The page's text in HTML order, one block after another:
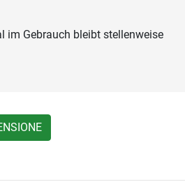
im Gebrauch bleibt stellenweise